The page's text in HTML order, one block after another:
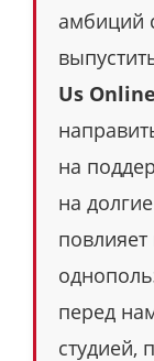
амбиций
Us Online
на
на
перед
студией,